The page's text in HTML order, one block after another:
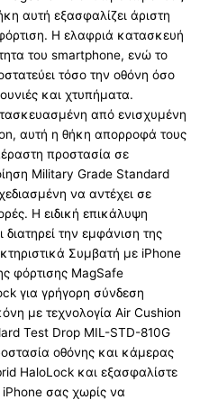
αυτή εξασφαλίζει άριστη
Η ελαφριά κατασκευή
του smartphone, ενώ το
τόσο την οθόνη όσο
και χτυπήματα.
από ενισχυμένη
αυτή η θήκη απορροφά τους
προστασία σε
Military Grade Standard
να αντέχει σε
Η ειδική επικάλυψη
διατηρεί την εμφάνιση της
Συμβατή με iPhone
φόρτισης MagSafe
για γρήγορη σύνδεση
με τεχνολογία Air Cushion
Test Drop MIL-STD-810G
οθόνης και κάμερας
HaloLock και εξασφαλίστε
iPhone σας χωρίς να